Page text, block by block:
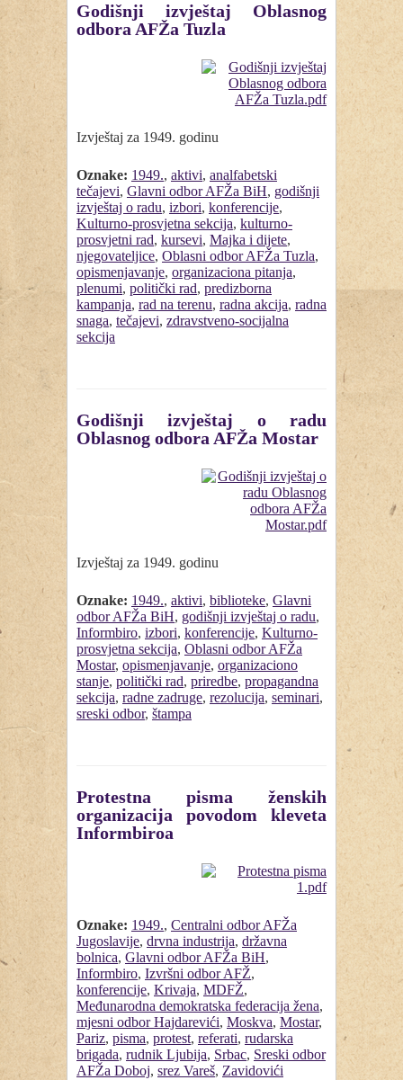
Godišnji izvještaj Oblasnog
odbora AFŽa Tuzla
Izvještaj za 1949. godinu
Oznake: 1949., aktivi, analfabetski
tečajevi, Glavni odbor AFŽa BiH, godišnji
izvještaj o radu, izbori, konferencije,
Kulturno-prosvjetna sekcija, kulturno-
prosvjetni rad, kursevi, Majka i dijete,
njegovateljice, Oblasni odbor AFŽa Tuzla,
opismenjavanje, organizaciona pitanja,
plenumi, politički rad, predizborna
kampanja, rad na terenu, radna akcija, radna
snaga, tečajevi, zdravstveno-socijalna
sekcija
Godišnji izvještaj o radu
Oblasnog odbora AFŽa Mostar
Izvještaj za 1949. godinu
Oznake: 1949., aktivi, biblioteke, Glavni
odbor AFŽa BiH, godišnji izvještaj o radu,
Informbiro, izbori, konferencije, Kulturno-
prosvjetna sekcija, Oblasni odbor AFŽa
Mostar, opismenjavanje, organizaciono
stanje, politički rad, priredbe, propagandna
sekcija, radne zadruge, rezolucija, seminari,
sreski odbor, štampa
Protestna pisma ženskih
organizacija povodom kleveta
Informbiroa
Oznake: 1949., Centralni odbor AFŽa
Jugoslavije, drvna industrija, državna
bolnica, Glavni odbor AFŽa BiH,
Informbiro, Izvršni odbor AFŽ,
konferencije, Krivaja, MDFŽ,
Međunarodna demokratska federacija žena,
mjesni odbor Hajdarevići, Moskva, Mostar,
Pariz, pisma, protest, referati, rudarska
brigada, rudnik Ljubija, Srbac, Sreski odbor
AFŽa Doboj, srez Vareš, Zavidovići